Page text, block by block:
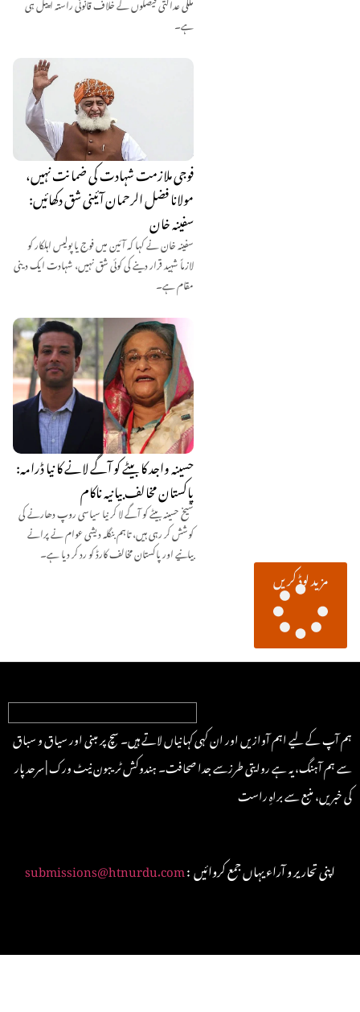
ہے۔
فوجی ملازمت شہادت کی ضمانت نہیں،
مولانا فضل الرحمان آئینی شق دکھائیں:
سفینہ خان
سفینہ خان نے کہا کہ آئین میں فوج یا پولیس اہلکار کو
لازماً شہید قرار دینے کی کوئی شق نہیں، شہادت ایک دینی
مقام ہے۔
حسینہ واجد کا بیٹے کو آگے لانے کا نیا ڈرامہ:
پاکستان مخالف بیانیہ ناکام
شیخ حسینہ بیٹے کو آگے لا کر نیا سیاسی روپ دھارنے کی
کوشش کر رہی ہیں، تاہم بنگلہ دیشی عوام نے پرانے
بیانیے اور پاکستان مخالف کارڈ کو رد کر دیا ہے۔
مزید لوڈ کریں
ہم آپ کے لیے اہم آوازیں اور ان کہی کہانیاں لاتے ہیں۔ سچ پر مبنی اور سیاق و سباق
سے ہم آہنگ، یہ ہے روایتی طرزسے جدا صحافت۔ ہندوکش ٹریبون نیٹ ورک | سرحد پار
کی خبریں، منبع سے براہِ راست
submissions@htnurdu.com : اپنی تحاریر و آراء یہاں جمع کروائیں